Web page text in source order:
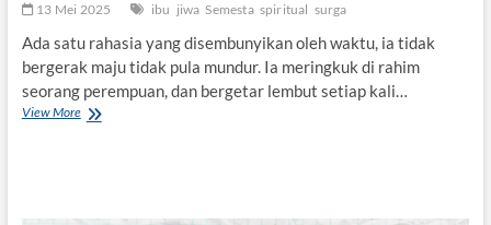
13 Mei 2025
ibu jiwa Semesta spiritual surga
Ada satu rahasia yang disembunyikan oleh waktu, ia tidak
bergerak maju tidak pula mundur. Ia meringkuk di rahim
seorang perempuan, dan bergetar lembut setiap kali…
View MoreP